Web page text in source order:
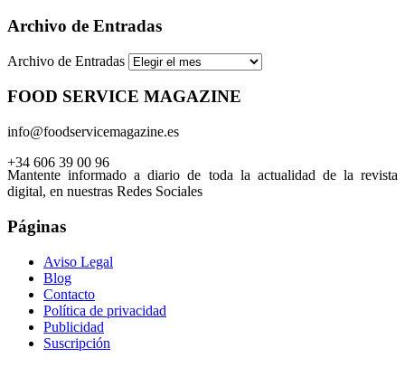
Archivo de Entradas
Archivo de Entradas
FOOD SERVICE MAGAZINE
info@foodservicemagazine.es
+34 606 39 00 96
Mantente informado a diario de toda la actualidad de la revista
digital, en nuestras Redes Sociales
Páginas
Aviso Legal
Blog
Contacto
Política de privacidad
Publicidad
Suscripción